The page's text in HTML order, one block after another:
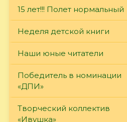
15 лет!!! Полет нормальный
Неделя детской книги
Наши юные читатели
Победитель в номинации
«ДПИ»
Творческий коллектив
«Ивушка»